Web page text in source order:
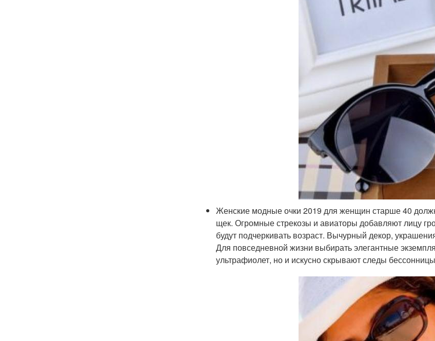
Женские модные очки 2019 для женщин старше 40
щек. Огромные стрекозы и авиаторы добавляют лицу
будут подчеркивать возраст. Вычурный декор,
Для повседневной жизни выбирать элегантные
ультрафиолет, но и искусно скрывают следы